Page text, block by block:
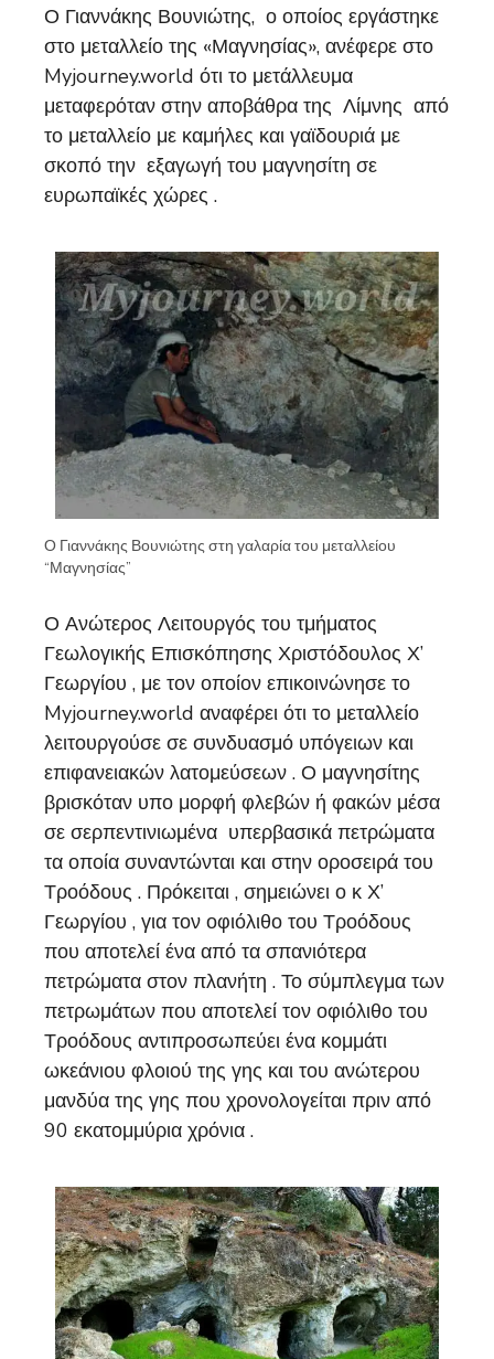
Ο Γιαννάκης Βουνιώτης, ο οποίος εργάστηκε
στο μεταλλείο της «Μαγνησίας», ανέφερε στο
Myjourney.world ότι το μετάλλευμα
μεταφερόταν στην αποβάθρα της Λίμνης από
το μεταλλείο με καμήλες και γαϊδουριά με
σκοπό την εξαγωγή του μαγνησίτη σε
ευρωπαϊκές χώρες .
Ο Γιαννάκης Βουνιώτης στη γαλαρία του μεταλλείου
“Μαγνησίας”
Ο Ανώτερος Λειτουργός του τμήματος
Γεωλογικής Επισκόπησης Χριστόδουλος Χ’
Γεωργίου , με τον οποίον επικοινώνησε το
Myjourney.world αναφέρει ότι το μεταλλείο
λειτουργούσε σε συνδυασμό υπόγειων και
επιφανειακών λατομεύσεων . Ο μαγνησίτης
βρισκόταν υπο μορφή φλεβών ή φακών μέσα
σε σερπεντινιωμένα υπερβασικά πετρώματα
τα οποία συναντώνται και στην οροσειρά του
Τροόδους . Πρόκειται , σημειώνει ο κ Χ’
Γεωργίου , για τον οφιόλιθο του Τροόδους
που αποτελεί ένα από τα σπανιότερα
πετρώματα στον πλανήτη . Το σύμπλεγμα των
πετρωμάτων που αποτελεί τον οφιόλιθο του
Τροόδους αντιπροσωπεύει ένα κομμάτι
ωκεάνιου φλοιού της γης και του ανώτερου
μανδύα της γης που χρονολογείται πριν από
90 εκατομμύρια χρόνια .